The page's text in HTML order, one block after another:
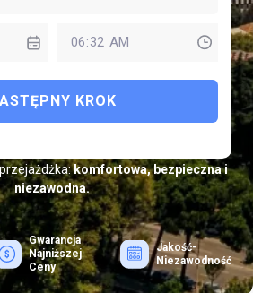
KROK
komfortowa, bezpieczna i
niezawodna.
Gwarancja
Najniższej
Ceny
Jakość-
Niezawodność